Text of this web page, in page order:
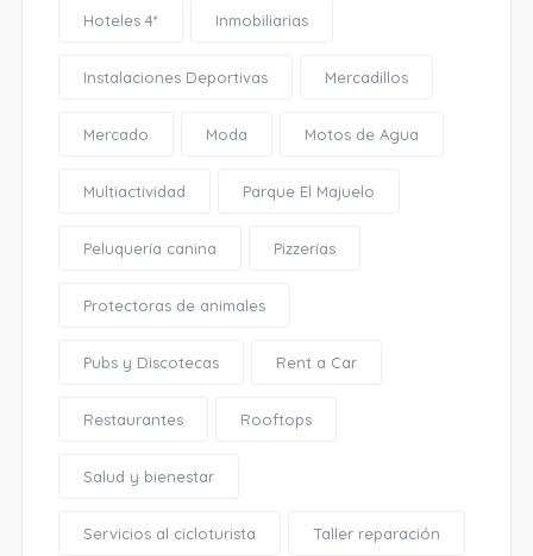
Hoteles 4* Inmobiliarias
Instalaciones Deportivas Mercadillos
Mercado Moda Motos de Agua
Multiactividad Parque El Majuelo
Peluquería canina Pizzerías
Protectoras de animales
Pubs y Discotecas Rent a Car
Restaurantes Rooftops
Salud y bienestar
Servicios al cicloturista Taller reparación